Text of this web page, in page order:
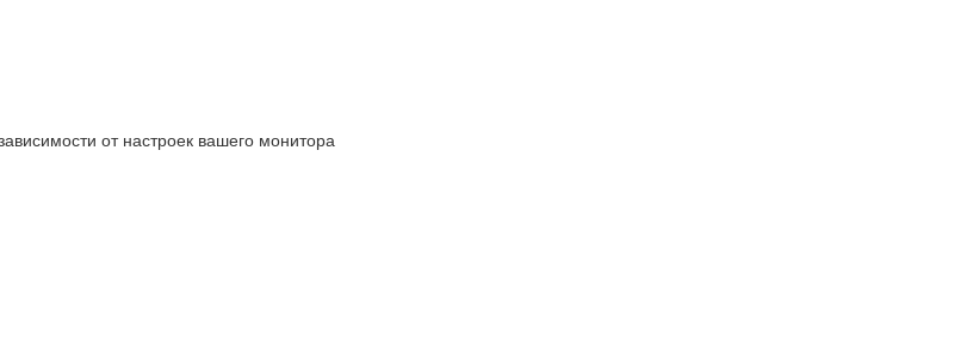
от настроек вашего монитора